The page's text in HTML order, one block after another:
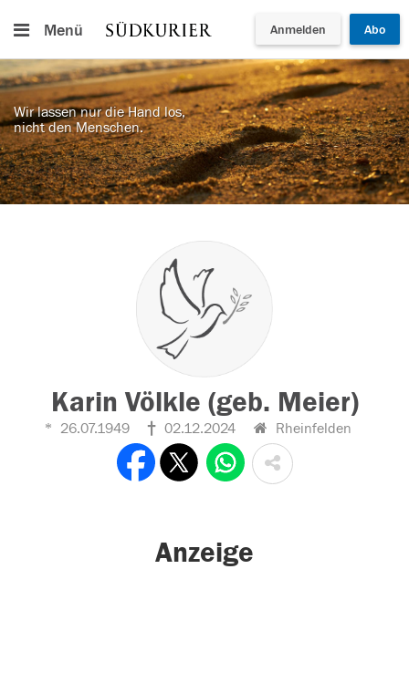
Menü Anmelden Abo
Wir lassen nur die Hand los,
nicht den Menschen.
Karin Völkle (geb. Meier)
26.07.1949 02.12.2024 Rheinfelden
Anzeige